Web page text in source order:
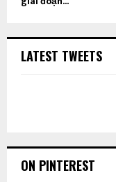
LATEST TWEETS
ON PINTEREST